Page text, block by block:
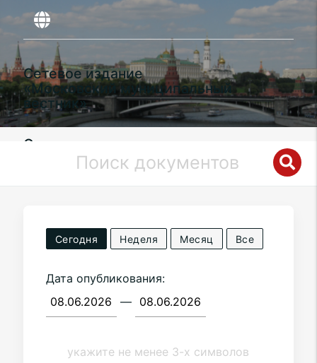
Сетевое издание
«Московский муниципальный
вестник»
Органы местного самоуправления
муниципального округаЗападное
Дегунино в городе Москве
Сегодня Неделя Месяц Все
Дата опубликования:
—